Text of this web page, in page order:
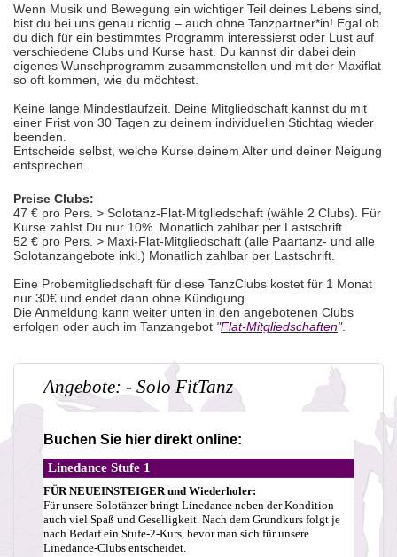
Wenn Musik und Bewegung ein wichtiger Teil deines Lebens sind,
bist du bei uns genau richtig – auch ohne Tanzpartner*in! Egal ob
du dich für ein bestimmtes Programm interessierst oder Lust auf
verschiedene Clubs und Kurse hast. Du kannst dir dabei dein
eigenes Wunschprogramm zusammenstellen und mit der Maxiflat
so oft kommen, wie du möchtest.
Keine lange Mindestlaufzeit. Deine Mitgliedschaft kannst du mit
einer Frist von 30 Tagen zu deinem individuellen Stichtag wieder
beenden.
Entscheide selbst, welche Kurse deinem Alter und deiner Neigung
entsprechen.
Preise Clubs:
47 € pro Pers. > Solotanz-Flat-Mitgliedschaft (wähle 2 Clubs). Für
Kurse zahlst Du nur 10%. Monatlich zahlbar per Lastschrift.
52 € pro Pers. > Maxi-Flat-Mitgliedschaft (alle Paartanz- und alle
Solotanzangebote inkl.) Monatlich zahlbar per Lastschrift.
Eine Probemitgliedschaft für diese TanzClubs kostet für 1 Monat
nur 30€ und endet dann ohne Kündigung.
Die Anmeldung kann weiter unten in den angebotenen Clubs
erfolgen oder auch im Tanzangebot "Flat-Mitgliedschaften".